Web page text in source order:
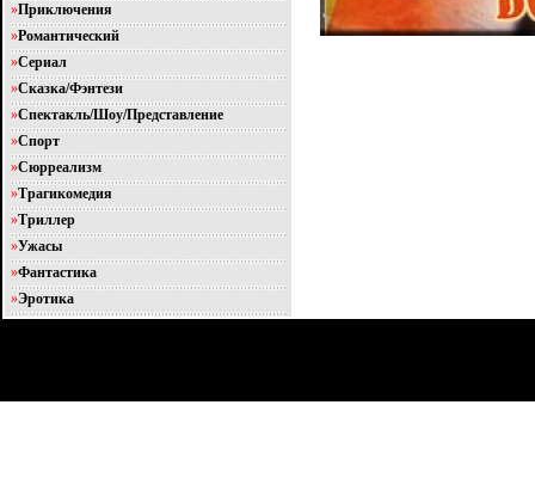
»Приключения
»Романтический
»Сериал
»Сказка/Фэнтези
»Спектакль/Шоу/Представление
»Спорт
»Сюрреализм
»Трагикомедия
»Триллер
»Ужасы
»Фантастика
»Эротика